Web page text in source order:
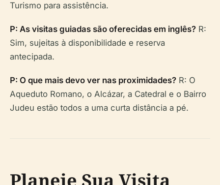
Turismo para assistência.
P: As visitas guiadas são oferecidas em inglês? R:
Sim, sujeitas à disponibilidade e reserva
antecipada.
P: O que mais devo ver nas proximidades? R: O
Aqueduto Romano, o Alcázar, a Catedral e o Bairro
Judeu estão todos a uma curta distância a pé.